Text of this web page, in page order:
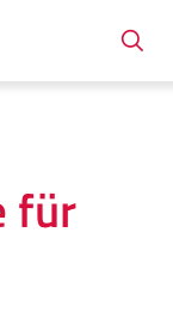
für